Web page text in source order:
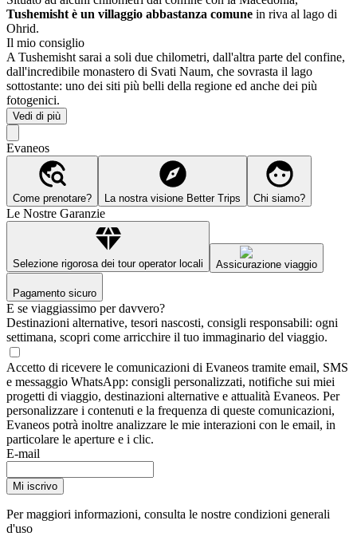
Tushemisht è un villaggio abbastanza comune in riva al lago di
Ohrid.
Il mio consiglio
A Tushemisht sarai a soli due chilometri, dall'altra parte del confine,
dall'incredibile monastero di Svati Naum, che sovrasta il lago
sottostante: uno dei siti più belli della regione ed anche dei più
fotogenici.
Vedi di più
Evaneos
Come prenotare? La nostra visione Better Trips Chi siamo?
Le Nostre Garanzie
Selezione rigorosa dei tour operator locali Assicurazione viaggio
Pagamento sicuro
E se viaggiassimo per davvero?
Destinazioni alternative, tesori nascosti, consigli responsabili: ogni
settimana, scopri come arricchire il tuo immaginario del viaggio.
Accetto di ricevere le comunicazioni di Evaneos tramite email, SMS
e messaggio WhatsApp: consigli personalizzati, notifiche sui miei
progetti di viaggio, destinazioni alternative e attualità Evaneos. Per
personalizzare i contenuti e la frequenza di queste comunicazioni,
Evaneos potrà inoltre analizzare le mie interazioni con le email, in
particolare le aperture e i clic.
E-mail
Mi iscrivo
Per maggiori informazioni, consulta le nostre condizioni generali
d'uso